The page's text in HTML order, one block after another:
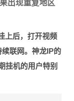
出现重复地区
上后，打开视频
联网。神龙IP的
挂机的用户特别